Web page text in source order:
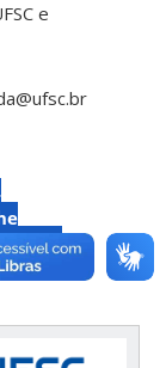
e
de